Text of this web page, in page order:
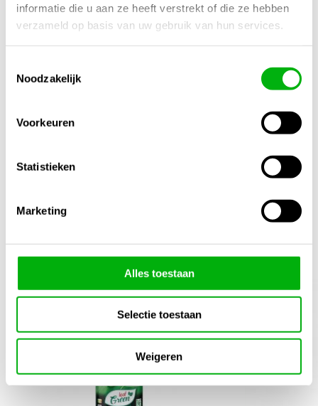
informatie die u aan ze heeft verstrekt of die ze hebben
verzameld op basis van uw gebruik van hun services.
Noodzakelijk
Voorkeuren
Statistieken
Marketing
Alles toestaan
Selectie toestaan
Weigeren
N/B
Merk
Gerelateerde producten 1/4